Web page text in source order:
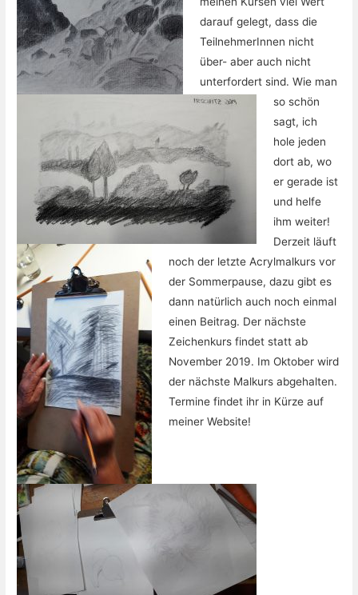
darauf gelegt, dass die
TeilnehmerInnen nicht
über- aber auch nicht
unterfordert sind. Wie man
so schön
sagt, ich
hole jeden
dort ab, wo
er gerade ist
und helfe
ihm weiter!
Derzeit läuft
noch der letzte Acrylmalkurs vor
der Sommerpause, dazu gibt es
dann natürlich auch noch einmal
einen Beitrag. Der nächste
Zeichenkurs findet statt ab
November 2019. Im Oktober wird
der nächste Malkurs abgehalten.
Termine findet ihr in Kürze auf
meiner Website!